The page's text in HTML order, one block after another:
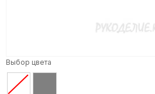
Выбор цвета